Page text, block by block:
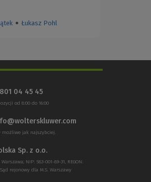
● Łukasz Pohl
801 04 45 45
od 8:00 do 16:00
możliwe jak najszybciej.
Sp. z o.o.
NIP: 583-001-89-31, REGON:
Sąd rejonowy dla M.S. Warszawy